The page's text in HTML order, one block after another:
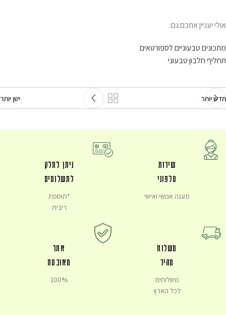
אולי יעניין אתכם גם:
מתכונים טבעוניים לספורטאים
תחליף חלבון טבעוני
חדש יותר ישן יותר
שירות
טלפוני
מענה אנושי ואישי
ניתן לחלק
לתשלומים
*תוספת
ריבית
משלוח
מהיר
משלוחים
לכל הארץ
אתר
מאובטח
100%